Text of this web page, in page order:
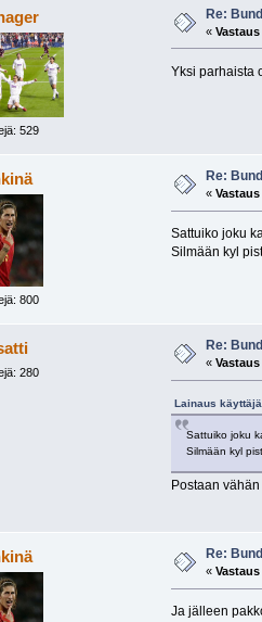
529
Re:
«Vastaus
Yksi parhaista
800
Re:
«Vastaus
Sattuiko joku
Silmään kyl
280
Re:
«Vastaus
Lainaus
Sattuiko joku
Silmään kyl
Postaan
Re:
«Vastaus
Ja jälleen